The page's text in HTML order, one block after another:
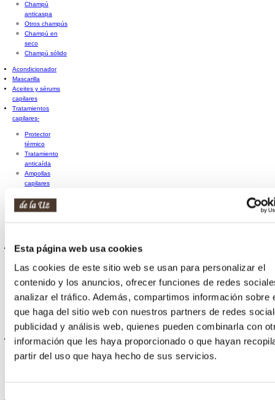
Esta página web usa cookies
Las cookies de este sitio web se usan para personalizar el
contenido y los anuncios, ofrecer funciones de redes
analizar el tráfico. Además, compartimos información sobre
que haga del sitio web con nuestros partners de redes
publicidad y análisis web, quienes pueden combinarla con
información que les haya proporcionado o que hayan
partir del uso que haya hecho de sus servicios.
Champú
anticaspa
Otros champús
Champú en
seco
Champú sólido
Acondicionador
Mascarilla
Aceites y sérums
capilares
Tratamientos
capilares-
Protector
térmico
Tratamiento
anticaída
Ampollas
capilares
antipiojos
Otros
Fijación +
Gominas y
ceras
peinado y
leave-in
Coloración capilar+
Tintes